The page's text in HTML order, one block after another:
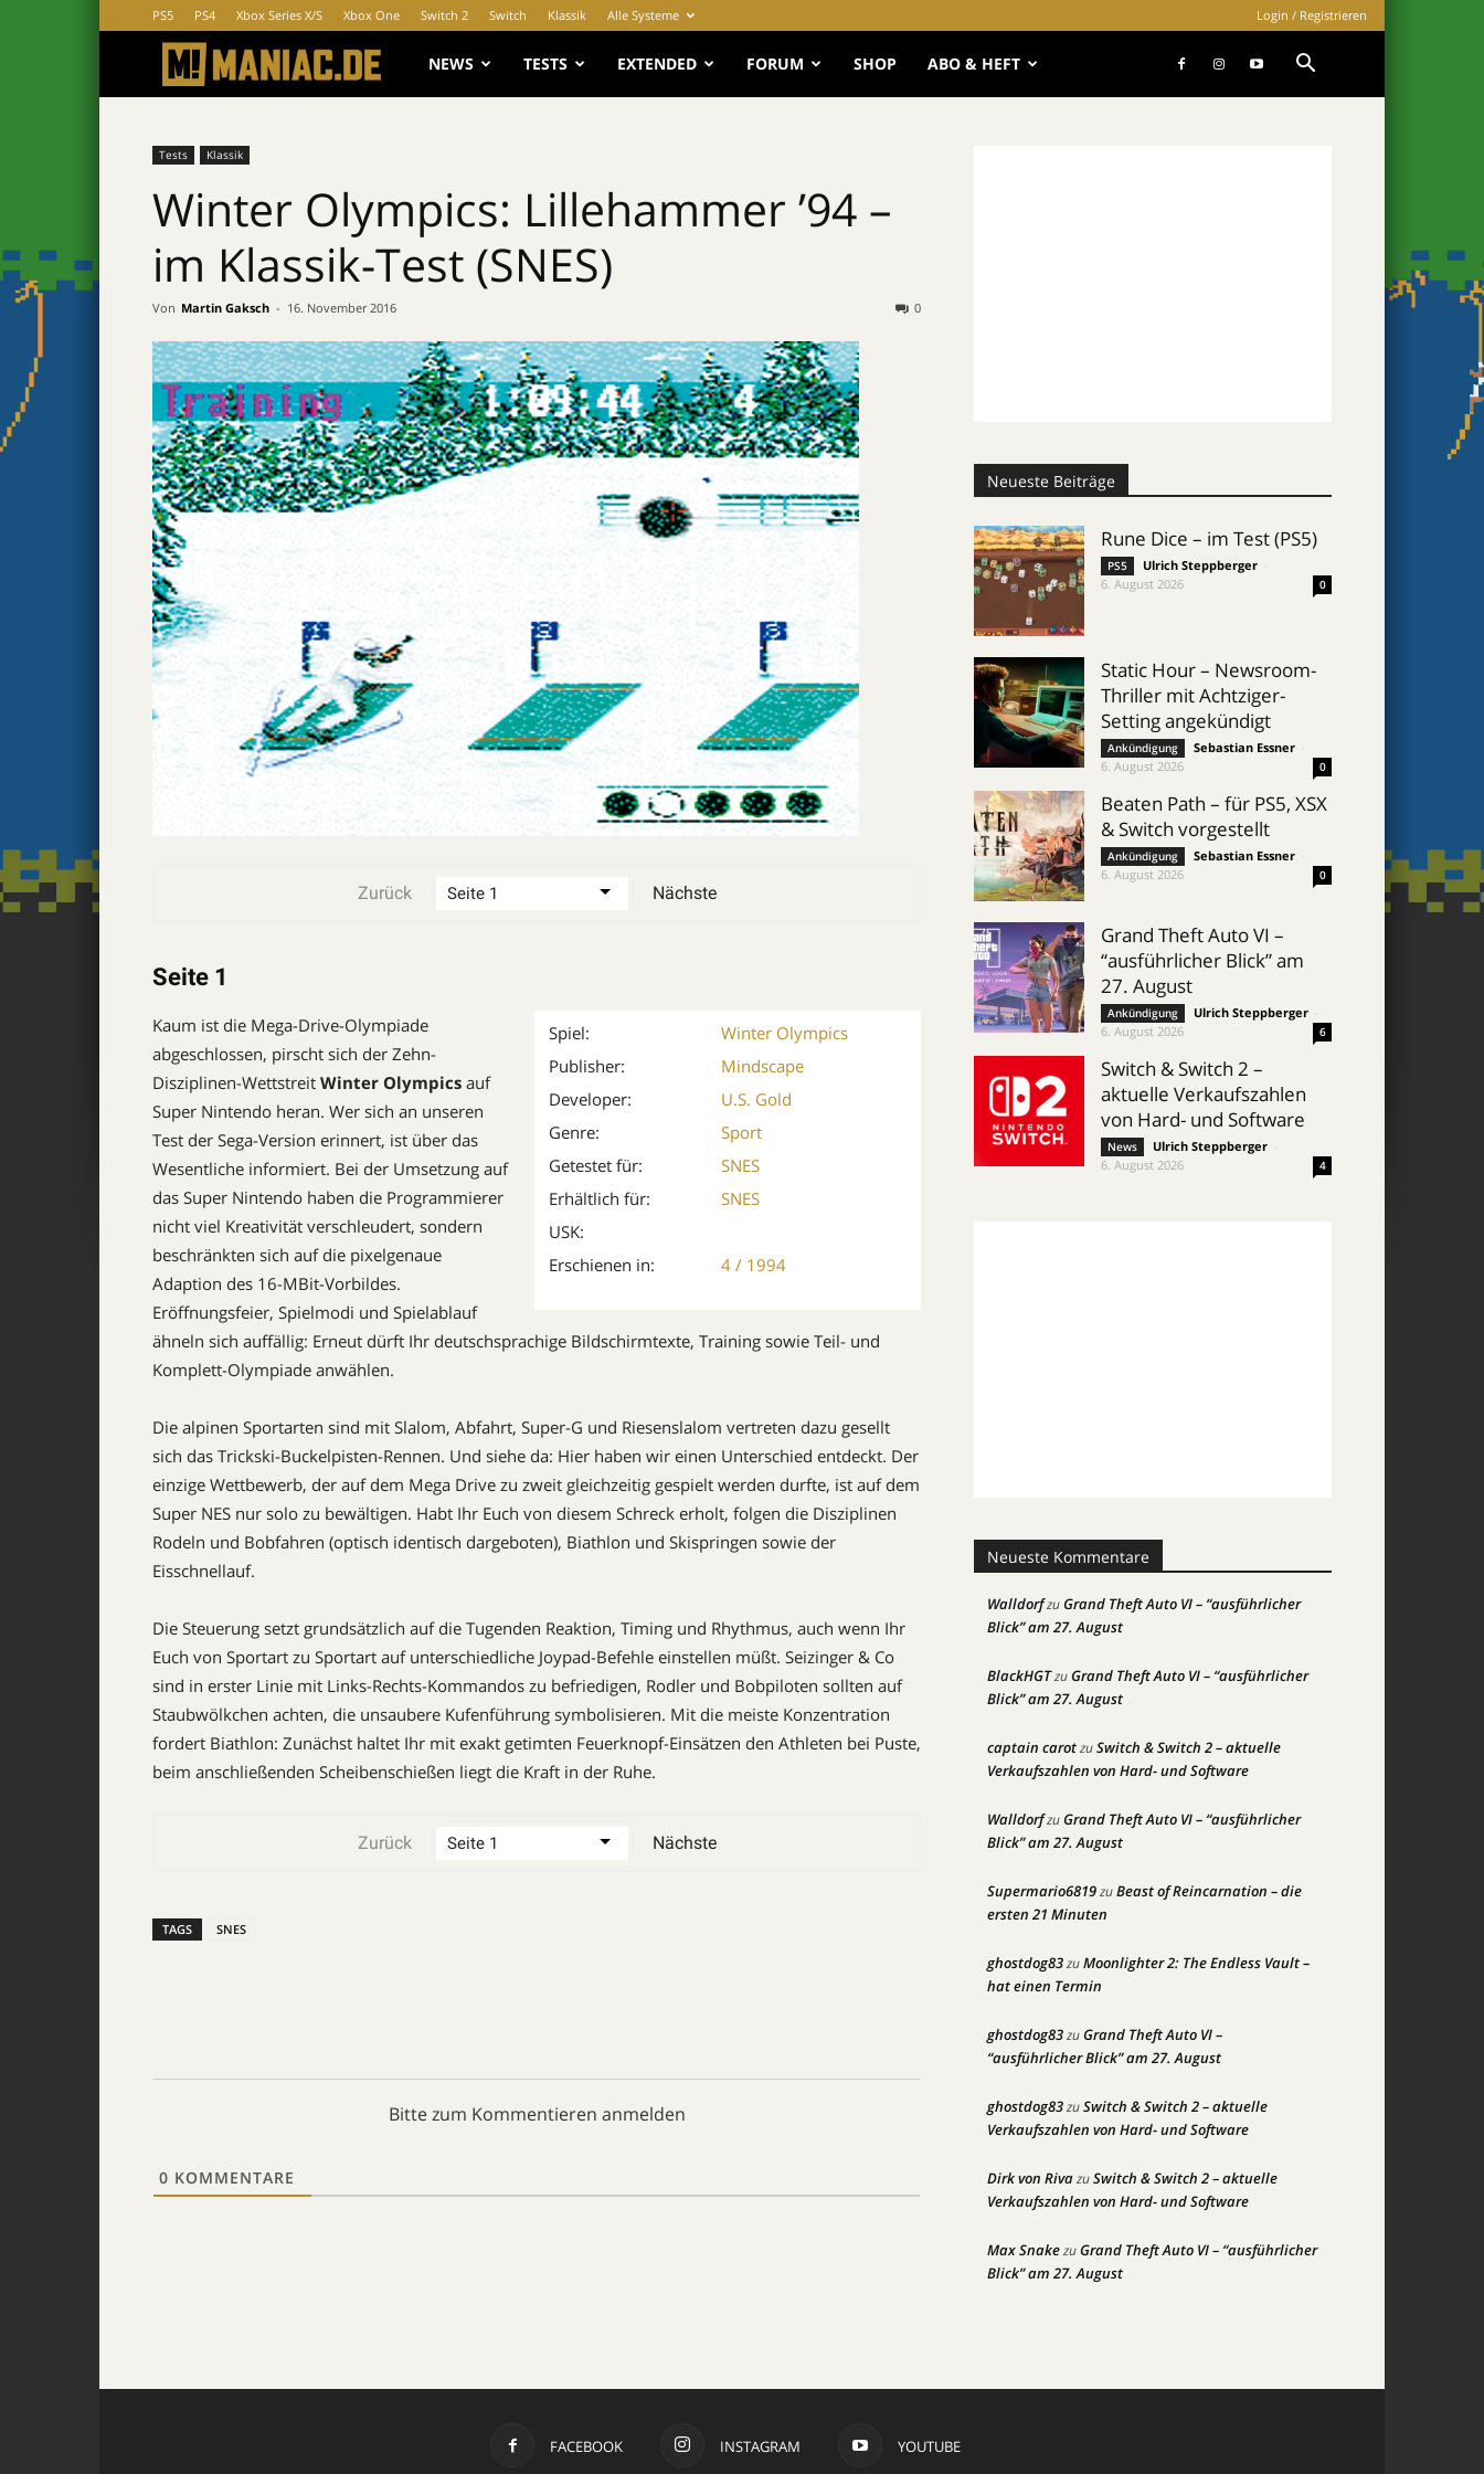
PS5 PS4 Xbox Series X/S Xbox One Switch 2 Switch Klassik Alle Systeme Login / Registrieren
MANIAC.de
NEWS TESTS EXTENDED FORUM SHOP ABO & HEFT
Tests Klassik
Winter Olympics: Lillehammer ’94 –
im Klassik-Test (SNES)
Von Martin Gaksch - 16. November 2016 0
Zurück Nächste
Seite 1
Spiel:
Winter Olympics
Publisher:
Mindscape
Developer:
U.S. Gold
Genre:
Sport
Getestet für:
SNES
Erhältlich für:
SNES
USK:
Erschienen in:
4 / 1994
Kaum ist die Mega-Drive-Olympiade
abgeschlossen, pirscht sich der Zehn-
Disziplinen-Wettstreit Winter Olympics auf
Super Nintendo heran. Wer sich an unseren
Test der Sega-Version erinnert, ist über das
Wesentliche informiert. Bei der Umsetzung auf
das Super Nintendo haben die Programmierer
nicht viel Kreativität verschleudert, sondern
beschränkten sich auf die pixelgenaue
Adaption des 16-MBit-Vorbildes.
Eröffnungsfeier, Spielmodi und Spielablauf
ähneln sich auffällig: Erneut dürft Ihr deutschsprachige Bildschirmtexte, Training sowie Teil- und
Komplett-Olympiade anwählen.
Die alpinen Sportarten sind mit Slalom, Abfahrt, Super-G und Riesenslalom vertreten dazu gesellt
sich das Trickski-Buckelpisten-Rennen. Und siehe da: Hier haben wir einen Unterschied entdeckt. Der
einzige Wettbewerb, der auf dem Mega Drive zu zweit gleichzeitig gespielt werden durfte, ist auf dem
Super NES nur solo zu bewältigen. Habt Ihr Euch von diesem Schreck erholt, folgen die Disziplinen
Rodeln und Bobfahren (optisch identisch dargeboten), Biathlon und Skispringen sowie der
Eisschnellauf.
Die Steuerung setzt grundsätzlich auf die Tugenden Reaktion, Timing und Rhythmus, auch wenn Ihr
Euch von Sportart zu Sportart auf unterschiedliche Joypad-Befehle einstellen müßt. Seizinger & Co
sind in erster Linie mit Links-Rechts-Kommandos zu befriedigen, Rodler und Bobpiloten sollten auf
Staubwölkchen achten, die unsaubere Kufenführung symbolisieren. Mit die meiste Konzentration
fordert Biathlon: Zunächst haltet Ihr mit exakt getimten Feuerknopf-Einsätzen den Athleten bei Puste,
beim anschließenden Scheibenschießen liegt die Kraft in der Ruhe.
Zurück Nächste
TAGS SNES
Bitte zum Kommentieren anmelden
0 KOMMENTARE
Neueste Beiträge
Rune Dice – im Test (PS5)
PS5 Ulrich Steppberger
6. August 2026
0
Static Hour – Newsroom-
Thriller mit Achtziger-
Setting angekündigt
Ankündigung Sebastian Essner
6. August 2026
0
Beaten Path – für PS5, XSX
& Switch vorgestellt
Ankündigung Sebastian Essner
6. August 2026
0
Grand Theft Auto VI –
“ausführlicher Blick” am
27. August
Ankündigung Ulrich Steppberger
6. August 2026
6
Switch & Switch 2 –
aktuelle Verkaufszahlen
von Hard- und Software
News Ulrich Steppberger
6. August 2026
4
Neueste Kommentare
WalldorfzuGrand Theft Auto VI – “ausführlicher
Blick” am 27. August
BlackHGTzuGrand Theft Auto VI – “ausführlicher
Blick” am 27. August
captain carotzuSwitch & Switch 2 – aktuelle
Verkaufszahlen von Hard- und Software
WalldorfzuGrand Theft Auto VI – “ausführlicher
Blick” am 27. August
Supermario6819zuBeast of Reincarnation – die
ersten 21 Minuten
ghostdog83zuMoonlighter 2: The Endless Vault –
hat einen Termin
ghostdog83zuGrand Theft Auto VI –
“ausführlicher Blick” am 27. August
ghostdog83zuSwitch & Switch 2 – aktuelle
Verkaufszahlen von Hard- und Software
Dirk von RivazuSwitch & Switch 2 – aktuelle
Verkaufszahlen von Hard- und Software
Max SnakezuGrand Theft Auto VI – “ausführlicher
Blick” am 27. August
FACEBOOK INSTAGRAM YOUTUBE